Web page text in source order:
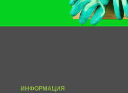
ИНФОРМАЦИЯ